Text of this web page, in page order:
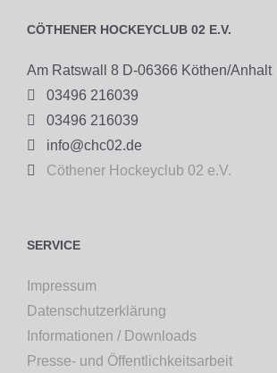
CÖTHENER HOCKEYCLUB 02 E.V.
Am Ratswall 8 D-06366 Köthen/Anhalt

03496 216039

03496 216039

info@chc02.de

Cöthener Hockeyclub 02 e.V.
SERVICE
Impressum
Datenschutzerklärung
Informationen / Downloads
Presse- und Öffentlichkeitsarbeit